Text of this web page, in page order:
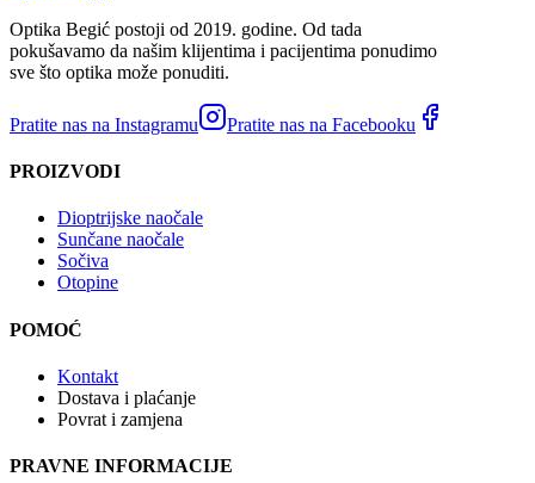
Optika Begić postoji od 2019. godine. Od tada
pokušavamo da našim klijentima i pacijentima ponudimo
sve što optika može ponuditi.
Pratite nas na Instagramu Pratite nas na Facebooku
PROIZVODI
Dioptrijske naočale
Sunčane naočale
Sočiva
Otopine
POMOĆ
Kontakt
Dostava i plaćanje
Povrat i zamjena
PRAVNE INFORMACIJE